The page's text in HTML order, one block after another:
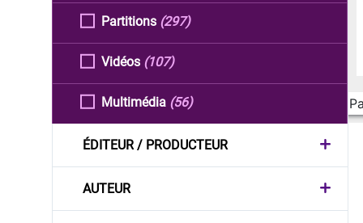
Partitions (297)
Vidéos (107)
Multimédia (56)
ÉDITEUR / PRODUCTEUR
AUTEUR